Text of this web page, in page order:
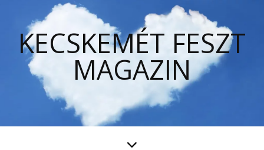
KECSKEMÉT FESZT
MAGAZIN